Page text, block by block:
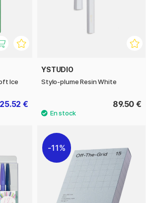
Ice
25.52 €
YSTUDIO
Stylo-plume Resin White
89.50 €
11%